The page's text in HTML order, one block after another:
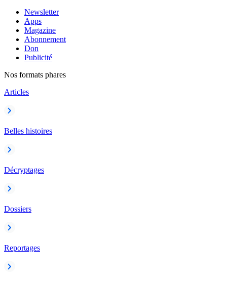
Newsletter
Apps
Magazine
Abonnement
Don
Publicité
Nos formats phares
Articles
Belles histoires
Décryptages
Dossiers
Reportages